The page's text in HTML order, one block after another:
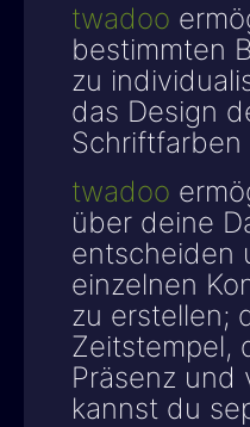
twadoo
bestimmten
zu
das Design
Schriftfarben
twadoo
über deine
entscheiden
einzelnen
zu erstellen;
Zeitstempel,
Präsenz und
kannst du